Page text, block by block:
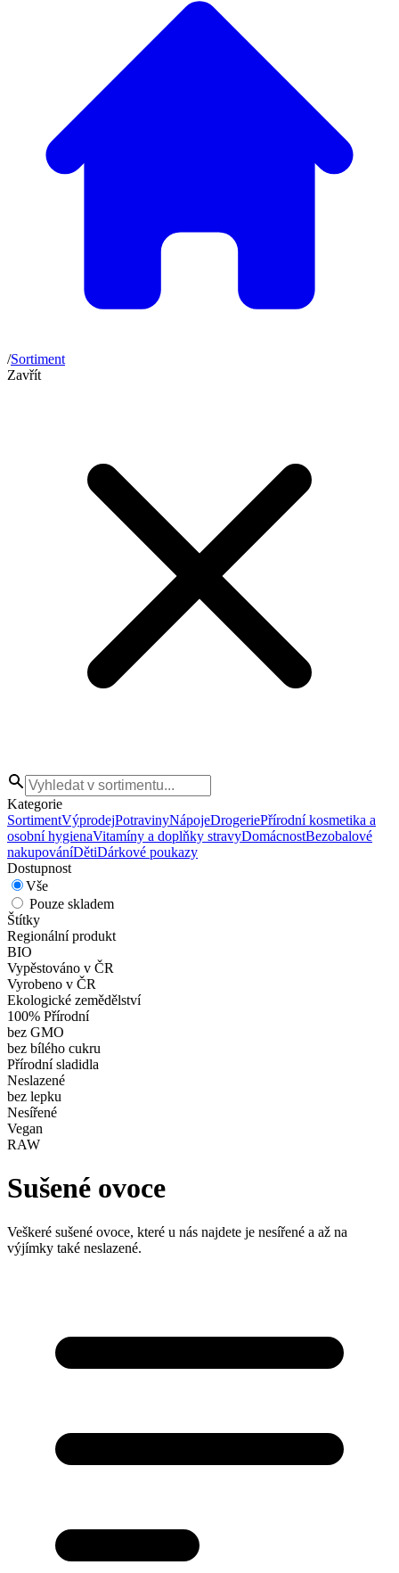
/Sortiment
Zavřít
Kategorie
SortimentVýprodejPotravinyNápojeDrogeriePřírodní kosmetika a
osobní hygienaVitamíny a doplňky stravyDomácnostBezobalové
nakupováníDětiDárkové poukazy
Dostupnost
Vše
Pouze skladem
Štítky
Regionální produkt
BIO
Vypěstováno v ČR
Vyrobeno v ČR
Ekologické zemědělství
100% Přírodní
bez GMO
bez bílého cukru
Přírodní sladidla
Neslazené
bez lepku
Nesířené
Vegan
RAW
Sušené ovoce
Veškeré sušené ovoce, které u nás najdete je nesířené a až na
výjímky také neslazené.